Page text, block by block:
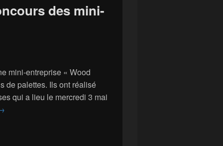
des mini-
mini-entreprise « Wood
de palettes. Ils ont réalisé
qui a lieu le mercredi 3 mai
pour la PUB du concours des mini-entreprises.